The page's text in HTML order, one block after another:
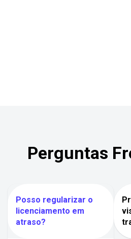
Perguntas
Posso regularizar o
licenciamento em
atraso?